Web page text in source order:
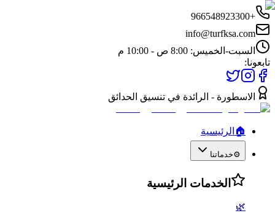
+966548923300
info@turfksa.com
السبت-الخميس: 8:00 ص - 10:00 م
تابعونا:
الاسطورة - الرائدة في تنسيق الحدائق
🏠 الرئيسية
⚙️خدماتنا
الخدمات الرئيسية
🌿